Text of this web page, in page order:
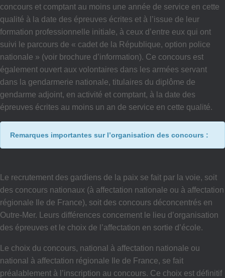
concours et comptant au moins une année de service en cette
qualité à la date des épreuves écrites et à l’issue de leur
formation professionnelle initiale, à ceux d’entre eux qui ont
suivi le parcours de « cadet de la République, option police
nationale » (voir brochure d’information). Ce concours est
également ouvert aux volontaires dans les armées servant
dans la gendarmerie nationale, titulaires du diplôme de
gendarme adjoint, en activité et comptant, à la date des
épreuves écrites au moins un an de service en cette qualité.
Remarques importantes sur l’organisation des concours :
Le recrutement des gardiens de la paix se fait par la voie, soit
des concours nationaux (à affectation nationale ou à affectation
régionale Ile de France), soit des concours déconcentrés en
Outre-Mer. Leurs différences concernent le lieu d’organisation
des épreuves et le choix de l’affectation en sortie d’école.
Le choix du concours, national à affectation nationale ou
national à affectation régionale Ile de France, se fait
préalablement à l’inscription au concours. Ce choix est définitif